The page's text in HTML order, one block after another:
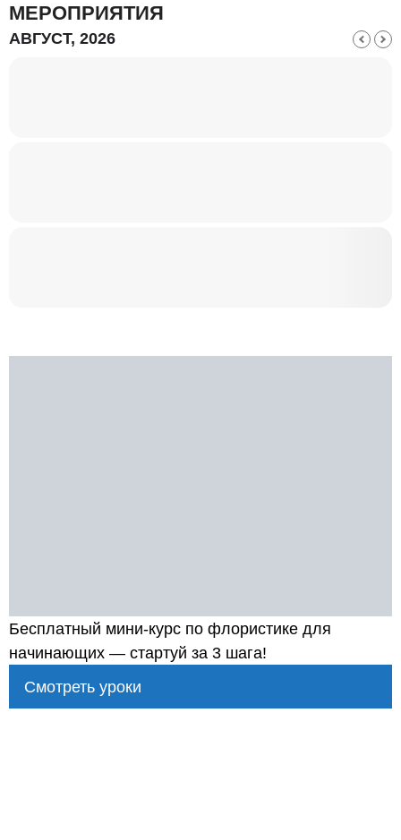
МЕРОПРИЯТИЯ
АВГУСТ, 2026
Бесплатный мини-курс по флористике для
начинающих — стартуй за 3 шага!
Смотреть уроки